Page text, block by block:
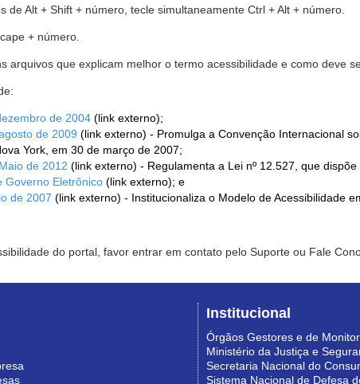
de Alt + Shift + número, tecle simultaneamente Ctrl + Alt + número.
+ número.
arquivos que explicam melhor o termo acessibilidade e como deve
de 2004 (link externo);
de 2009 (link externo) - Promulga a Convenção Internacional
York, em 30 de março de 2007;
de 2012 (link externo) - Regulamenta a Lei nº 12.527, que
Governo Eletrônico (link externo); e
de 2007 (link externo) - Institucionaliza o Modelo de Acessibilidade
do portal, favor entrar em contato pelo Suporte ou Fale
Institucional
Órgãos Gestores e de
Ministério da Justiça e
Secretaria Nacional do
Sistema Nacional de Defesa